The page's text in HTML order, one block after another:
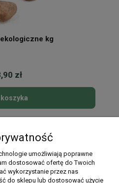
kg
zł
konto
umożliwiają poprawne
dostosować ofertę do Twoich
wykorzystanie przez nas
do sklepu lub dostosować użycie